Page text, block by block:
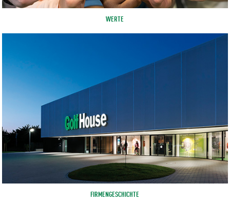
WERTE
FIRMENGESCHICHTE